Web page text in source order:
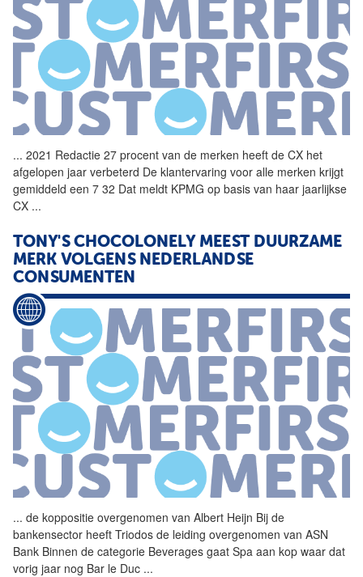
... 2021 Redactie 27 procent van de merken heeft de CX het
afgelopen jaar verbeterd De klantervaring voor alle merken krijgt
gemiddeld een 7 32 Dat meldt KPMG op basis van haar jaarlijkse
CX ...
TONY'S CHOCOLONELY MEEST DUURZAME
MERK VOLGENS NEDERLANDSE
CONSUMENTEN
... de koppositie overgenomen van Albert Heijn Bij de
bankensector heeft Triodos de leiding overgenomen van ASN
Bank Binnen de categorie Beverages gaat Spa aan kop waar dat
vorig jaar nog Bar le Duc ...